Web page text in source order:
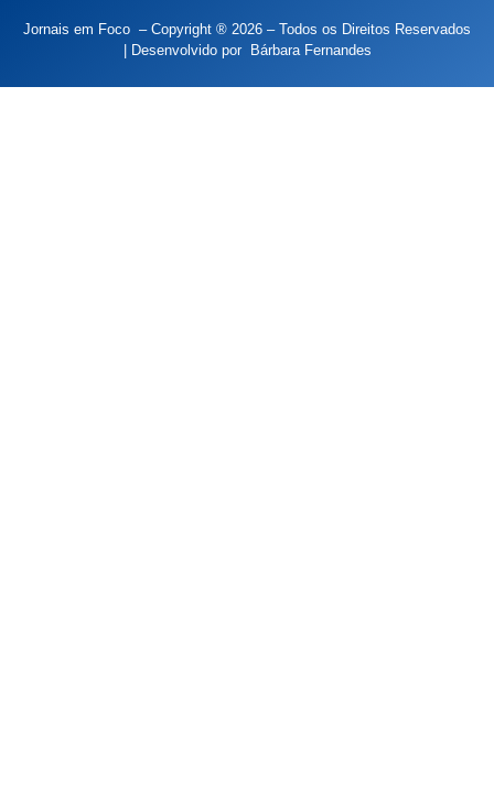
Jornais em Foco – Copyright ® 2026 – Todos os Direitos Reservados
| Desenvolvido por
Bárbara Fernandes